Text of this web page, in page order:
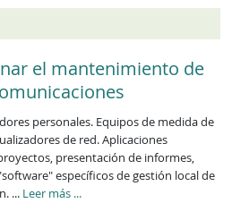
el mantenimiento de
personales. Equipos de medida de
de red. Aplicaciones
presentación de informes,
específicos de gestión local de
... Leer más ECP1223_3
...